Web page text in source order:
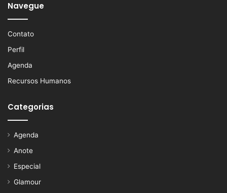
Navegue
Contato
Perfil
Agenda
Recursos Humanos
Categorias
Agenda
Anote
Especial
Glamour